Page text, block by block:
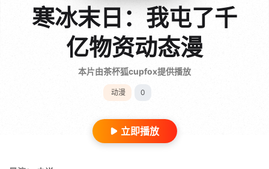
寒冰末日：我屯了千
亿物资动态漫
本片由茶杯狐cupfox提供播放
动漫 0
立即播放